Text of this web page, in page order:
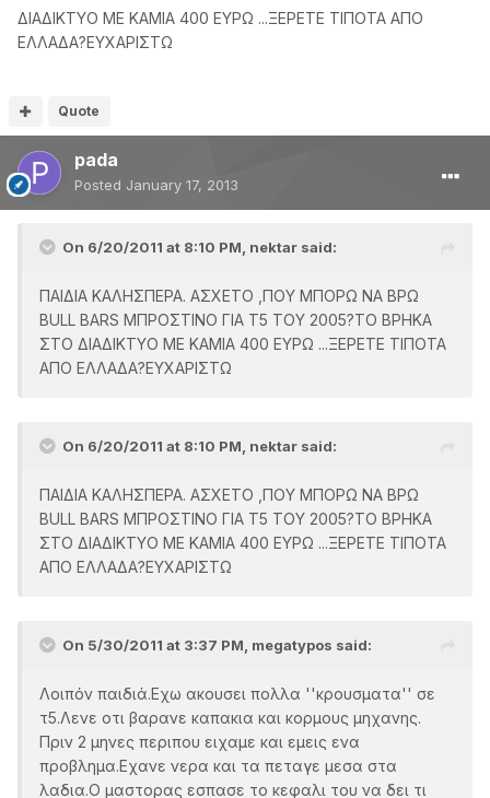
ΔΙΑΔΙΚΤΥΟ ΜΕ ΚΑΜΙΑ 400 ΕΥΡΩ ...ΞΕΡΕΤΕ ΤΙΠΟΤΑ ΑΠΟ
ΕΛΛΑΔΑ?ΕΥΧΑΡΙΣΤΩ
Quote
pada
Posted January 17, 2013
On 6/20/2011 at 8:10 PM, nektar said:
ΠΑΙΔΙΑ ΚΑΛΗΣΠΕΡΑ. ΑΣΧΕΤΟ ,ΠΟΥ ΜΠΟΡΩ ΝΑ ΒΡΩ
BULL BARS ΜΠΡΟΣΤΙΝΟ ΓΙΑ Τ5 ΤΟΥ 2005?ΤΟ ΒΡΗΚΑ
ΣΤΟ ΔΙΑΔΙΚΤΥΟ ΜΕ ΚΑΜΙΑ 400 ΕΥΡΩ ...ΞΕΡΕΤΕ ΤΙΠΟΤΑ
ΑΠΟ ΕΛΛΑΔΑ?ΕΥΧΑΡΙΣΤΩ
On 6/20/2011 at 8:10 PM, nektar said:
ΠΑΙΔΙΑ ΚΑΛΗΣΠΕΡΑ. ΑΣΧΕΤΟ ,ΠΟΥ ΜΠΟΡΩ ΝΑ ΒΡΩ
BULL BARS ΜΠΡΟΣΤΙΝΟ ΓΙΑ Τ5 ΤΟΥ 2005?ΤΟ ΒΡΗΚΑ
ΣΤΟ ΔΙΑΔΙΚΤΥΟ ΜΕ ΚΑΜΙΑ 400 ΕΥΡΩ ...ΞΕΡΕΤΕ ΤΙΠΟΤΑ
ΑΠΟ ΕΛΛΑΔΑ?ΕΥΧΑΡΙΣΤΩ
On 5/30/2011 at 3:37 PM, megatypos said:
Λοιπόν παιδιά.Εχω ακουσει πολλα ''κρουσματα'' σε
τ5.Λενε οτι βαρανε καπακια και κορμους μηχανης.
Πριν 2 μηνες περιπου ειχαμε και εμεις ενα
προβλημα.Εχανε νερα και τα πεταγε μεσα στα
λαδια.Ο μαστορας εσπασε το κεφαλι του να δει τι